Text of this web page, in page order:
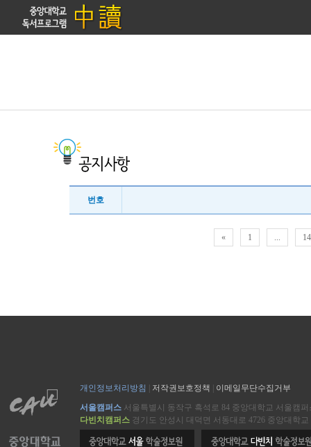
번호
« 1 ... 14
개인정보처리방침 저작권보호정책
이메일무단수집거부
서울캠퍼스 서울특별시 동작구 흑석로 84 중앙대학교 서울캠
다빈치캠퍼스 경기도 안성시 대덕면 서동대로 4726 중앙대학